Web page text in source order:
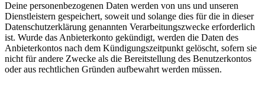
Deine personenbezogenen Daten werden von uns und unseren
Dienstleistern gespeichert, soweit und solange dies für die in dieser
Datenschutzerklärung genannten Verarbeitungszwecke erforderlich
ist. Wurde das Anbieterkonto gekündigt, werden die Daten des
Anbieterkontos nach dem Kündigungszeitpunkt gelöscht, sofern sie
nicht für andere Zwecke als die Bereitstellung des Benutzerkontos
oder aus rechtlichen Gründen aufbewahrt werden müssen.